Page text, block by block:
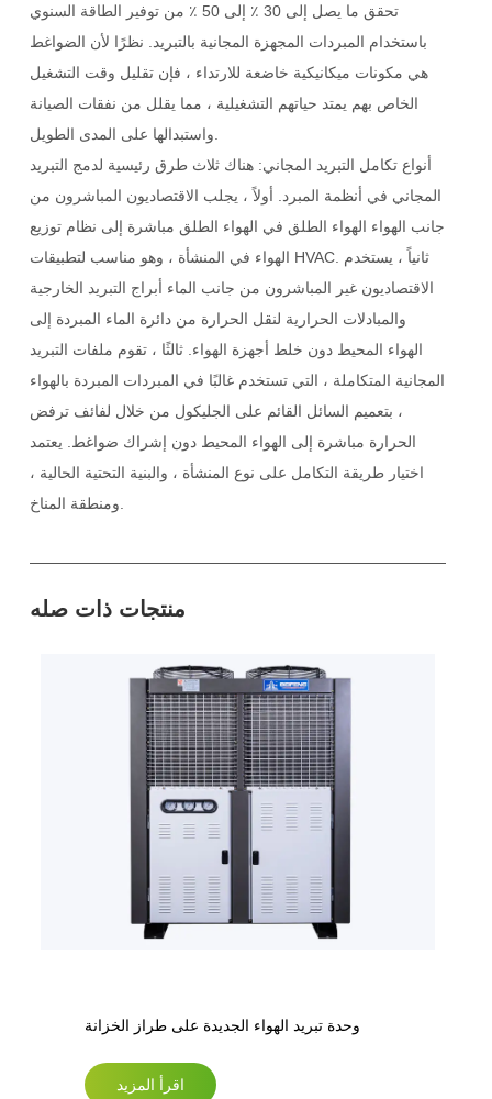
تحقق ما يصل إلى 30 ٪ إلى 50 ٪ من توفير الطاقة السنوي
باستخدام المبردات المجهزة المجانية بالتبريد. نظرًا لأن الضواغط
هي مكونات ميكانيكية خاضعة للارتداء ، فإن تقليل وقت التشغيل
الخاص بهم يمتد حياتهم التشغيلية ، مما يقلل من نفقات الصيانة
أنواع تكامل التبريد المجاني: هناك ثلاث طرق رئيسية لدمج التبريد
المجاني في أنظمة المبرد. أولاً ، يجلب الاقتصاديون المباشرون من
جانب الهواء الهواء الطلق في الهواء الطلق مباشرة إلى نظام توزيع
الهواء في المنشأة ، وهو مناسب لتطبيقات HVAC. ثانياً ، يستخدم
الاقتصاديون غير المباشرون من جانب الماء أبراج التبريد الخارجية
والمبادلات الحرارية لنقل الحرارة من دائرة الماء المبردة إلى
الهواء المحيط دون خلط أجهزة الهواء. ثالثًا ، تقوم ملفات التبريد
المجانية المتكاملة ، التي تستخدم غالبًا في المبردات المبردة بالهواء
، بتعميم السائل القائم على الجليكول من خلال لفائف ترفض
الحرارة مباشرة إلى الهواء المحيط دون إشراك ضواغط. يعتمد
اختيار طريقة التكامل على نوع المنشأة ، والبنية التحتية الحالية ،
منتجات ذات صله
وحدة تبريد الهواء الجديدة على طراز الخزانة
اقرأ المزيد